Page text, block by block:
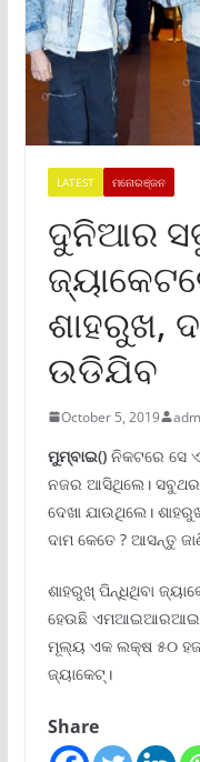
LATEST ମନୋରଞ୍ଜନ
ଦୁନିଆର
ଶାହରୁଖ,
ଉଡିଯିବ
October 5, 2019
ମୁମ୍ବାଇ()ନିକଟରେ ସେ
ନଜର ଆସିଥିଲେ।
ଦେଖା ଯାଉଥିଲେ।
ଦାମ କେତେ ? ଆସନ୍ତୁ
ଶାହରୁଖ୍ ପିନ୍ଧିଥିବା
ହେଉଛି ଏମଆଇଆରଆଇ
ମୂଲ୍ୟ ଏକ ଲକ୍ଷ ୫୦
ଜ୍ୟାକେଟ୍।
Share